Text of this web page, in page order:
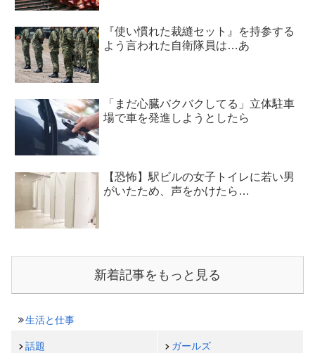
『使い慣れた裁縫セット』を持参する
よう言われた自衛隊員は…あ
「まだ心臓バクバクしてる」立体駐車
場で車を発進しようとしたら
【恐怖】駅ビルの女子トイレに若い男
がいたため、声をかけたら…
新着記事をもっと見る
生活と仕事
話題 ガールズ